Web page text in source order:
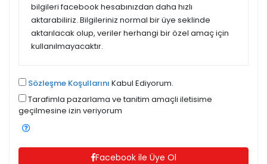
bilgileri facebook hesabınızdan daha hızlı
aktarabiliriz. Bilgileriniz normal bir üye seklinde
aktarılacak olup, veriler herhangi bir özel amaç için
kullanılmayacaktır.
Sözleşme Koşullarını Kabul Ediyorum.
Tarafimla pazarlama ve tanitim amaçli iletisime
geçilmesine izin veriyorum
Facebook ile Üye Ol